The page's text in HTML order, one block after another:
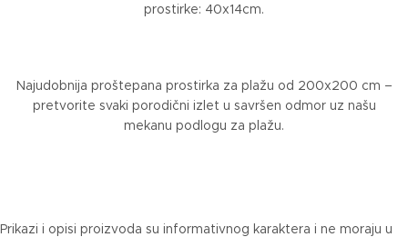
prostirke: 40x14cm.
Najudobnija proštepana prostirka za plažu od 200x200 cm –
pretvorite svaki porodični izlet u savršen odmor uz našu
mekanu podlogu za plažu.
Prikazi i opisi proizvoda su informativnog karaktera i ne moraju u